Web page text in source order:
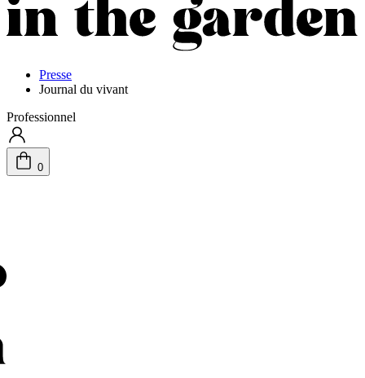
Presse
Journal du vivant
Professionnel
0